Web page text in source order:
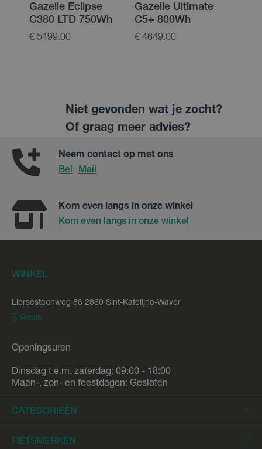
Gazelle Eclipse
C380 LTD 750Wh
€ 5499.00
Gazelle Ultimate
C5+ 800Wh
€ 4649.00
Niet gevonden wat je zocht?
Of graag meer advies?
Neem contact op met ons
Bel
Mail
Kom even langs in onze winkel
Kom even langs in onze winkel
WINKEL
Liersesteenweg 88 2860 Sint-Katelijne-Waver
Route
Openingsuren
Dinsdag t.e.m. zaterdag: 09:00 - 18:00
Maan-, zon- en feestdagen: Gesloten
CATEGORIEËN
Elektrische Fietsen
FIETSMERKEN